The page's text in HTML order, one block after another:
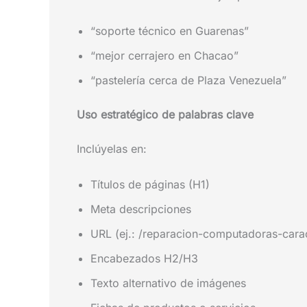
“soporte técnico en Guarenas”
“mejor cerrajero en Chacao”
“pastelería cerca de Plaza Venezuela”
Uso estratégico de palabras clave
Inclúyelas en:
Títulos de páginas (H1)
Meta descripciones
URL (ej.: /reparacion-computadoras-
Encabezados H2/H3
Texto alternativo de imágenes